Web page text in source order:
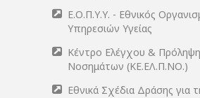
Ε.Ο.Π.Υ.Υ. - Εθνικός
Υπηρεσιών Υγείας
Κέντρο Ελέγχου &
Νοσημάτων (ΚΕ.ΕΛ.Π.ΝΟ.)
Εθνικά Σχέδια Δράσης για